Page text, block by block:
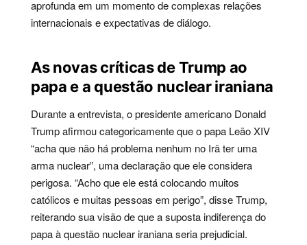
aprofunda em um momento de complexas relações
internacionais e expectativas de diálogo.
As novas críticas de Trump ao
papa e a questão nuclear iraniana
Durante a entrevista, o presidente americano Donald
Trump afirmou categoricamente que o papa Leão XIV
“acha que não há problema nenhum no Irã ter uma
arma nuclear”, uma declaração que ele considera
perigosa. “Acho que ele está colocando muitos
católicos e muitas pessoas em perigo”, disse Trump,
reiterando sua visão de que a suposta indiferença do
papa à questão nuclear iraniana seria prejudicial.